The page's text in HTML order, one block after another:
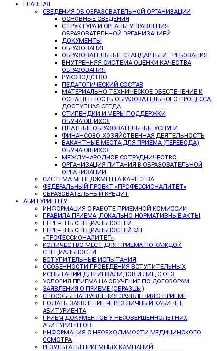
ГЛАВНАЯ
СВЕДЕНИЯ ОБ ОБРАЗОВАТЕЛЬНОЙ ОРГАНИЗАЦИИ
ОСНОВНЫЕ СВЕДЕНИЯ
СТРУКТУРА И ОРГАНЫ УПРАВЛЕНИЯ
ОБРАЗОВАТЕЛЬНОЙ ОРГАНИЗАЦИЕЙ
ДОКУМЕНТЫ
ОБРАЗОВАНИЕ
ОБРАЗОВАТЕЛЬНЫЕ СТАНДАРТЫ И ТРЕБОВАНИЯ
ВНУТРЕННЯЯ СИСТЕМА ОЦЕНКИ КАЧЕСТВА
ОБРАЗОВАНИЯ
РУКОВОДСТВО
ПЕДАГОГИЧЕСКИЙ СОСТАВ
МАТЕРИАЛЬНО-ТЕХНИЧЕСКОЕ ОБЕСПЕЧЕНИЕ И
ОСНАЩЕННОСТЬ ОБРАЗОВАТЕЛЬНОГО ПРОЦЕССА.
ДОСТУПНАЯ СРЕДА
СТИПЕНДИИ И МЕРЫ ПОДДЕРЖКИ
ОБУЧАЮЩИХСЯ
ПЛАТНЫЕ ОБРАЗОВАТЕЛЬНЫЕ УСЛУГИ
ФИНАНСОВО-ХОЗЯЙСТВЕННАЯ ДЕЯТЕЛЬНОСТЬ
ВАКАНТНЫЕ МЕСТА ДЛЯ ПРИЕМА (ПЕРЕВОДА)
ОБУЧАЮЩИХСЯ
МЕЖДУНАРОДНОЕ СОТРУДНИЧЕСТВО
ОРГАНИЗАЦИЯ ПИТАНИЯ В ОБРАЗОВАТЕЛЬНОЙ
ОРГАНИЗАЦИИ
СИСТЕМА МЕНЕДЖМЕНТА КАЧЕСТВА
ФЕДЕРАЛЬНЫЙ ПРОЕКТ «ПРОФЕССИОНАЛИТЕТ»
ОБРАЗОВАТЕЛЬНЫЙ КРЕДИТ
АБИТУРИЕНТУ
ИНФОРМАЦИЯ О РАБОТЕ ПРИЕМНОЙ КОМИССИИ
ПРАВИЛА ПРИЕМА, ЛОКАЛЬНО-НОРМАТИВНЫЕ АКТЫ
ПЕРЕЧЕНЬ СПЕЦИАЛЬНОСТЕЙ
ПЕРЕЧЕНЬ СПЕЦИАЛЬНОСТЕЙ ФП
«ПРОФЕССИОНАЛИТЕТ»
КОЛИЧЕСТВО МЕСТ ДЛЯ ПРИЕМА ПО КАЖДОЙ
СПЕЦИАЛЬНОСТИ
ВСТУПИТЕЛЬНЫЕ ИСПЫТАНИЯ
ОСОБЕННОСТИ ПРОВЕДЕНИЯ ВСТУПИТЕЛЬНЫХ
ИСПЫТАНИЙ ДЛЯ ИНВАЛИДОВ И ЛИЦ С ОВЗ
УСЛОВИЯ ПРИЕМА НА ОБУЧЕНИЕ ПО ДОГОВОРАМ
ЗАЯВЛЕНИЯ О ПРИЕМЕ (ОБРАЗЦЫ)
СПОСОБЫ НАПРАВЛЕНИЯ ЗАЯВЛЕНИЯ О ПРИЕМЕ
ПОДАТЬ ЗАЯВЛЕНИЕ ЧЕРЕЗ ЛИЧНЫЙ КАБИНЕТ
АБИТУРИЕНТА
ПРИЕМ ДОКУМЕНТОВ У НЕСОВЕРШЕННОЛЕТНИХ
АБИТУРИЕНТОВ
ИНФОРМАЦИЯ О НЕОБХОДИМОСТИ МЕДИЦИНСКОГО
ОСМОТРА
РЕЗУЛЬТАТЫ ПРИЕМНЫХ КАМПАНИЙ